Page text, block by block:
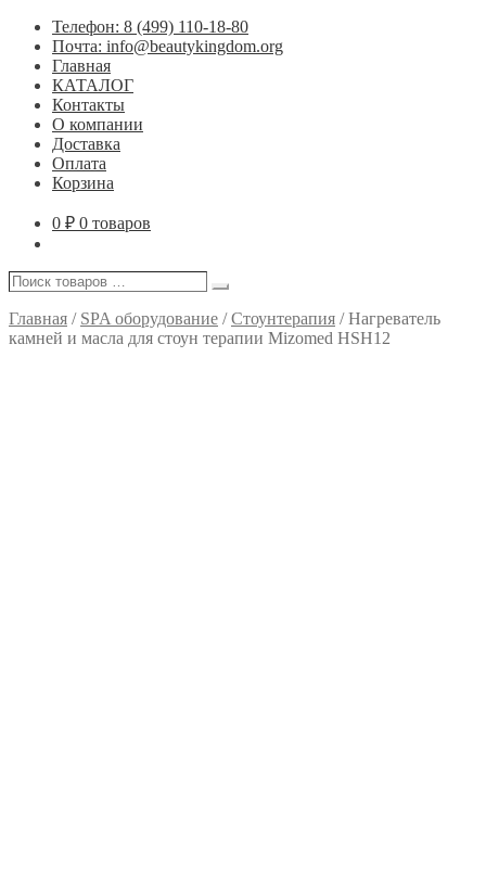
Телефон: 8 (499) 110-18-80
Почта: info@beautykingdom.org
Главная
КАТАЛОГ
Контакты
О компании
Доставка
Оплата
Корзина
0 ₽ 0 товаров
Поиск
…
Поиск
Главная / SPA оборудование /Стоунтерапия /Нагреватель
камней и масла для стоун терапии Mizomed HSH12